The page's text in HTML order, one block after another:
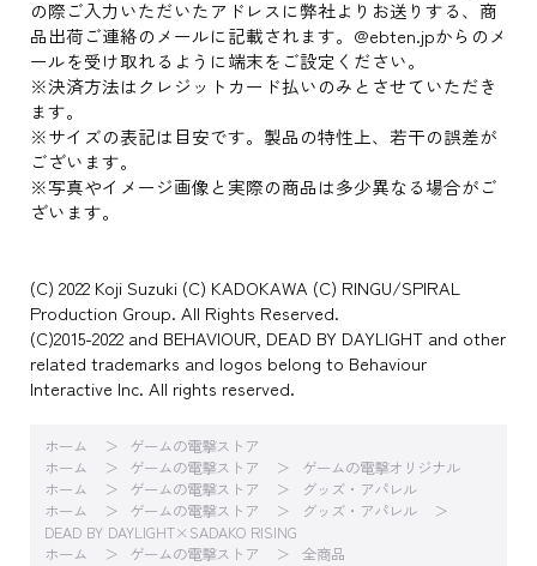
の際ご入力いただいたアドレスに弊社よりお送りする、商
品出荷ご連絡のメールに記載されます。@ebten.jpからのメ
ールを受け取れるように端末をご設定ください。
※決済方法はクレジットカード払いのみとさせていただき
ます。
※サイズの表記は目安です。製品の特性上、若干の誤差が
ございます。
※写真やイメージ画像と実際の商品は多少異なる場合がご
ざいます。
(C) 2022 Koji Suzuki (C) KADOKAWA (C) RINGU/SPIRAL
Production Group. All Rights Reserved.
(C)2015-2022 and BEHAVIOUR, DEAD BY DAYLIGHT and other
related trademarks and logos belong to Behaviour
Interactive Inc. All rights reserved.
ホーム
ゲームの電撃ストア
ホーム
ゲームの電撃ストア
ゲームの電撃オリジナル
ホーム
ゲームの電撃ストア
グッズ・アパレル
ホーム
ゲームの電撃ストア
グッズ・アパレル
DEAD BY DAYLIGHT×SADAKO RISING
ホーム
ゲームの電撃ストア 全商品